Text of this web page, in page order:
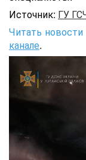
Источник: ГУ
Читать
канале.